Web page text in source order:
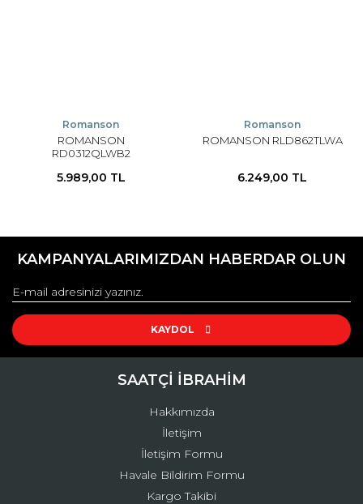
Romanson
ROMANSON
RD0312QLWB2
5.989,00 TL
Romanson
ROMANSON RLD862TLWA
6.249,00 TL
KAMPANYALARIMIZDAN HABERDAR OLUN
KAYDOL
SAATÇİ İBRAHİM
Hakkımızda
İletişim
İletişim Formu
Havale Bildirim Formu
Kargo Takibi